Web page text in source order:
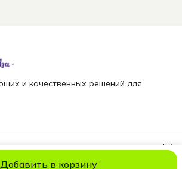
Добавить в корзину
и качественных решений для